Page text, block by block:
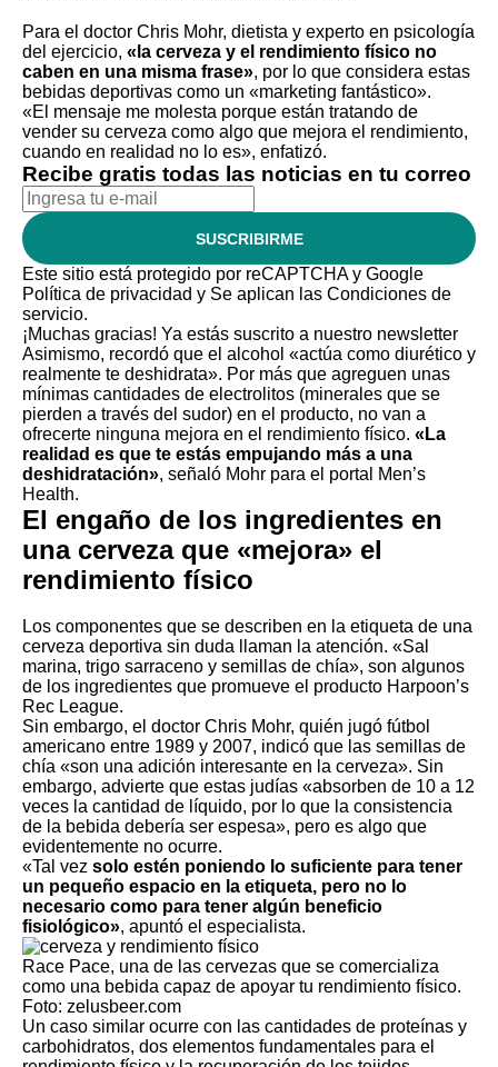
Para el doctor Chris Mohr, dietista y experto en psicología
del ejercicio, «la cerveza y el rendimiento físico no
caben en una misma frase», por lo que considera estas
bebidas deportivas como un «marketing fantástico».
«El mensaje me molesta porque están tratando de
vender su cerveza como algo que mejora el rendimiento,
cuando en realidad no lo es», enfatizó.
Recibe gratis todas las noticias en tu correo
SUSCRIBIRME
Este sitio está protegido por reCAPTCHA y Google
Política de privacidad y Se aplican las Condiciones de
servicio.
¡Muchas gracias! Ya estás suscrito a nuestro newsletter
Asimismo, recordó que el alcohol «actúa como diurético y
realmente te deshidrata». Por más que agreguen unas
mínimas cantidades de electrolitos (minerales que se
pierden a través del sudor) en el producto, no van a
ofrecerte ninguna mejora en el rendimiento físico. «La
realidad es que te estás empujando más a una
deshidratación», señaló Mohr para el portal Men’s
Health.
El engaño de los ingredientes en
una cerveza que «mejora» el
rendimiento físico
Los componentes que se describen en la etiqueta de una
cerveza deportiva sin duda llaman la atención. «Sal
marina, trigo sarraceno y semillas de chía», son algunos
de los ingredientes que promueve el producto Harpoon’s
Rec League.
Sin embargo, el doctor Chris Mohr, quién jugó fútbol
americano entre 1989 y 2007, indicó que las semillas de
chía «son una adición interesante en la cerveza». Sin
embargo, advierte que estas judías «absorben de 10 a 12
veces la cantidad de líquido, por lo que la consistencia
de la bebida debería ser espesa», pero es algo que
evidentemente no ocurre.
«Tal vez solo estén poniendo lo suficiente para tener
un pequeño espacio en la etiqueta, pero no lo
necesario como para tener algún beneficio
fisiológico», apuntó el especialista.
Race Pace, una de las cervezas que se comercializa
como una bebida capaz de apoyar tu rendimiento físico.
Foto: zelusbeer.com
Un caso similar ocurre con las cantidades de proteínas y
carbohidratos, dos elementos fundamentales para el